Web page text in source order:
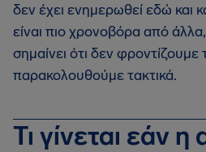
δεν έχει ενημερωθεί εδώ και
είναι πιο χρονοβόρα από
σημαίνει ότι δεν
παρακολουθούμε τακτικά.
Τι γίνεται εάν